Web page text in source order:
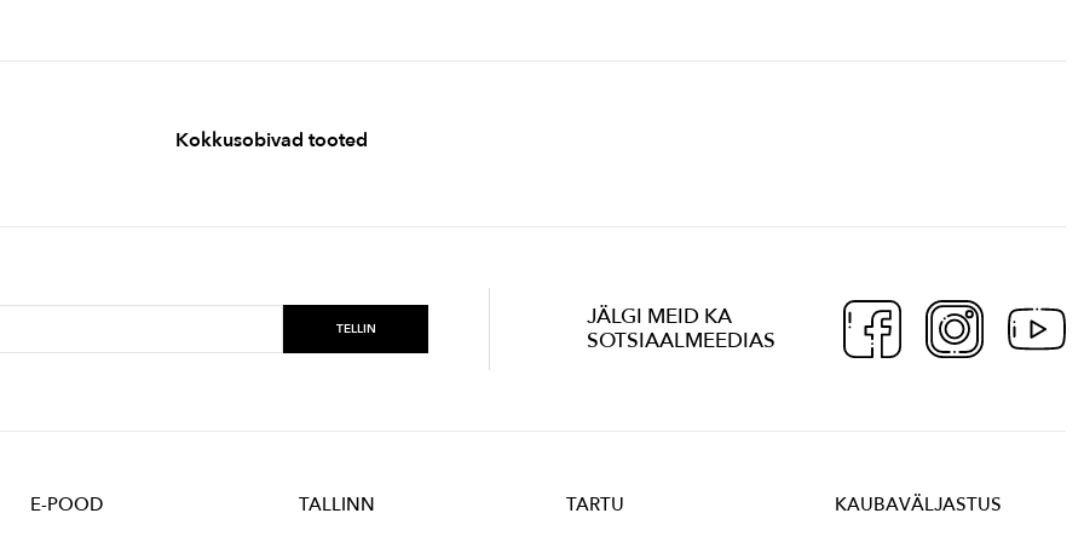
Kokkusobivad tooted
JÄLGI MEID KA
SOTSIAALMEEDIAS
E-POOD TALLINN TARTU KAUBAVÄLJASTUS